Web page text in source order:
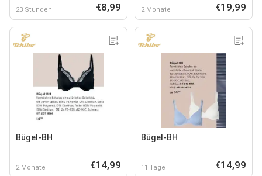
23 Stunden €8,99 2 Monate €19,99
Bügel-BH
2 Monate €14,99
Bügel-BH
11 Tage €14,99